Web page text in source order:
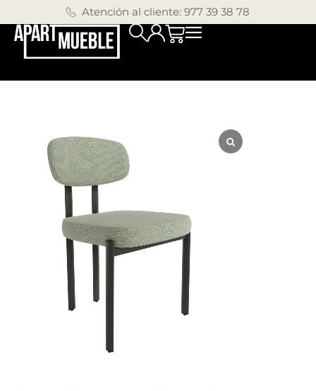
Atención al cliente: 977 39 38 78